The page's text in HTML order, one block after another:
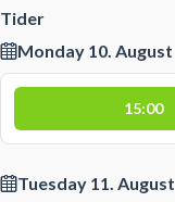
Tider
Monday 10. August
15:00
Tuesday 11. August